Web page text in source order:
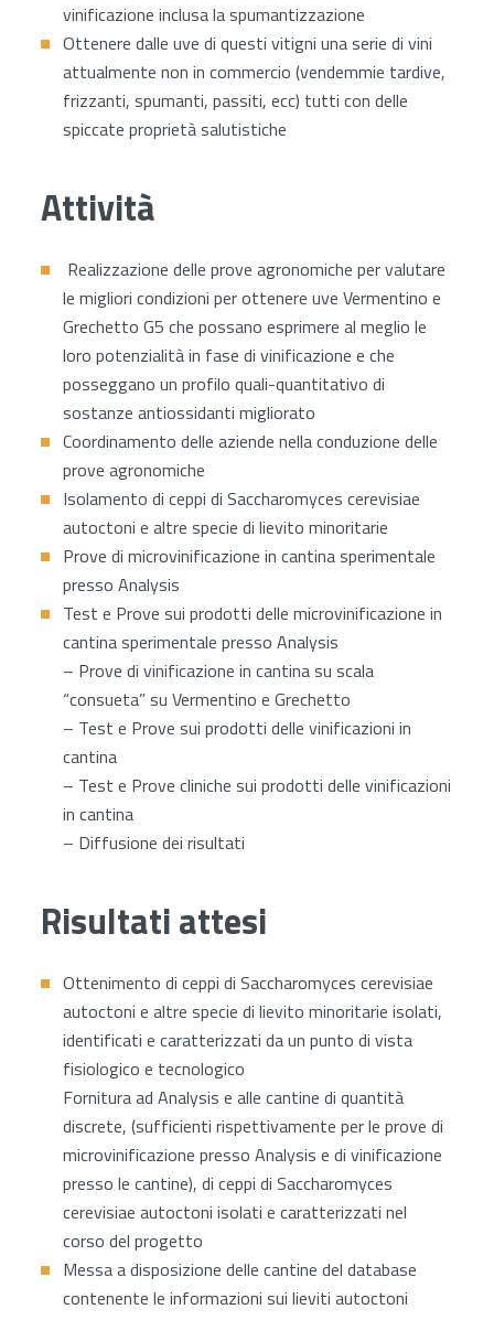
vinificazione inclusa la spumantizzazione
Ottenere dalle uve di questi vitigni una serie di vini
attualmente non in commercio (vendemmie tardive,
frizzanti, spumanti, passiti, ecc) tutti con delle
spiccate proprietà salutistiche
Attività
Realizzazione delle prove agronomiche per valutare
le migliori condizioni per ottenere uve Vermentino e
Grechetto G5 che possano esprimere al meglio le
loro potenzialità in fase di vinificazione e che
posseggano un profilo quali-quantitativo di
sostanze antiossidanti migliorato
Coordinamento delle aziende nella conduzione delle
prove agronomiche
Isolamento di ceppi di Saccharomyces cerevisiae
autoctoni e altre specie di lievito minoritarie
Prove di microvinificazione in cantina sperimentale
presso Analysis
Test e Prove sui prodotti delle microvinificazione in
cantina sperimentale presso Analysis
– Prove di vinificazione in cantina su scala
“consueta” su Vermentino e Grechetto
– Test e Prove sui prodotti delle vinificazioni in
cantina
– Test e Prove cliniche sui prodotti delle vinificazioni
in cantina
– Diffusione dei risultati
Risultati attesi
Ottenimento di ceppi di Saccharomyces cerevisiae
autoctoni e altre specie di lievito minoritarie isolati,
identificati e caratterizzati da un punto di vista
fisiologico e tecnologico
Fornitura ad Analysis e alle cantine di quantità
discrete, (sufficienti rispettivamente per le prove di
microvinificazione presso Analysis e di vinificazione
presso le cantine), di ceppi di Saccharomyces
cerevisiae autoctoni isolati e caratterizzati nel
corso del progetto
Messa a disposizione delle cantine del database
contenente le informazioni sui lieviti autoctoni